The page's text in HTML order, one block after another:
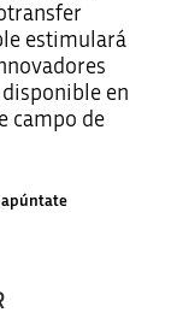
estimulará
en
campo de
apúntate